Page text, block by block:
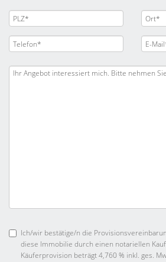
Ich/wir bestätige/n die
diese Immobilie durch einen notariellen
Käuferprovision beträgt 4,760 % inkl. ges.